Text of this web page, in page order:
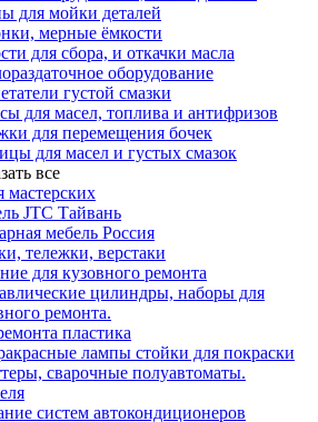
для мойки деталей
мерные ёмкости
для сбора, и откачки масла
оборудование
густой смазки
для масел, топлива и антифризов
для перемещения бочек
для масел и густых смазок
все
мастерских
JTC Тайвань
мебель Россия
тележки, верстаки
для кузовного ремонта
цилиндры, наборы для
ремонта.
пластика
лампы стойки для покраски
сварочные полуавтоматы.
систем автокондиционеров